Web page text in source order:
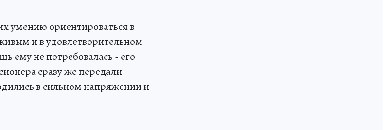
умению ориентироваться в
и в удовлетворительном
ему не потребовалась - его
сразу же передали
в сильном напряжении и